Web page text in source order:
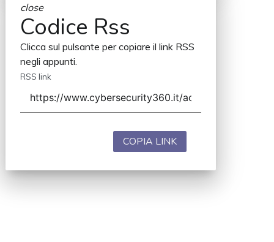
close
Codice Rss
Clicca sul pulsante per copiare il link RSS
negli appunti.
RSS link
COPIA LINK